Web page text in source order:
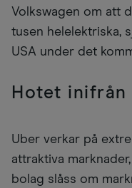
Volkswagen om att
tusen helelektriska,
USA under det
Hotet inifrån
Uber verkar på
attraktiva
bolag slåss om